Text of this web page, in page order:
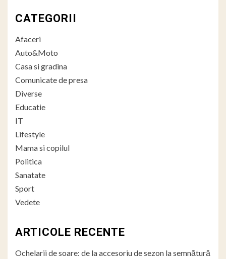
CATEGORII
Afaceri
Auto&Moto
Casa si gradina
Comunicate de presa
Diverse
Educatie
IT
Lifestyle
Mama si copilul
Politica
Sanatate
Sport
Vedete
ARTICOLE RECENTE
Ochelarii de soare: de la accesoriu de sezon la semnătură